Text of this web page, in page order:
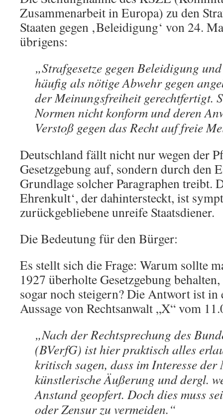
Zusammenarbeit in Europa) zu den
Staaten gegen ‚Beleidigung‘ von 24.
übrigens:
„Strafgesetze gegen Beleidigung
häufig als nötige Abwehr gegen
der Meinungsfreiheit gerechtfertigt.
Normen nicht konform und deren
Verstoß gegen das Recht auf freie
Deutschland fällt nicht nur wegen der
Gesetzgebung auf, sondern durch den
Grundlage solcher Paragraphen treibt.
Ehrenkult‘, der dahintersteckt, ist
zurückgebliebene unreife Staatsdiener.
Die Bedeutung für den Bürger:
Es stellt sich die Frage: Warum sollte
1927 überholte Gesetzgebung
sogar noch steigern? Die Antwort ist
Aussage von Rechtsanwalt „X“ vom
„Nach der Rechtsprechung des
(BVerfG) ist hier praktisch alles
kritisch sagen, dass im Interesse
künstlerische Äußerung und dergl.
Anstand geopfert. Doch dies muss
oder Zensur zu vermeiden.“